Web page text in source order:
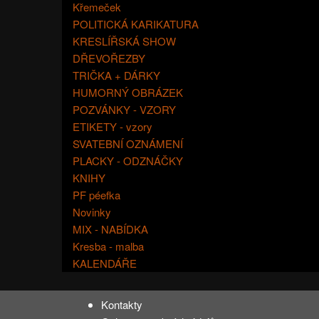
Křemeček
POLITICKÁ KARIKATURA
KRESLÍŘSKÁ SHOW
DŘEVOŘEZBY
TRIČKA + DÁRKY
HUMORNÝ OBRÁZEK
POZVÁNKY - VZORY
ETIKETY - vzory
SVATEBNÍ OZNÁMENÍ
PLACKY - ODZNÁČKY
KNIHY
PF péefka
Novinky
MIX - NABÍDKA
Kresba - malba
KALENDÁŘE
Kontakty